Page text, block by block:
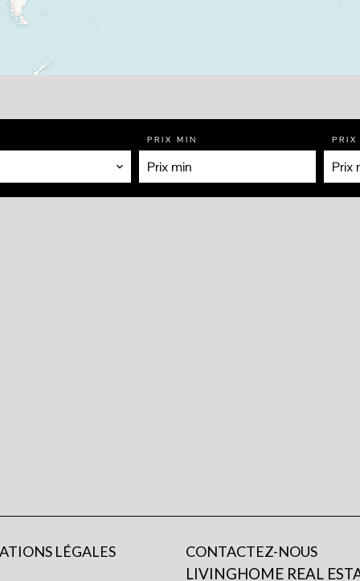
PRIX MIN PRIX
LÉGALES
CONTACTEZ-NOUS
LIVINGHOME REAL